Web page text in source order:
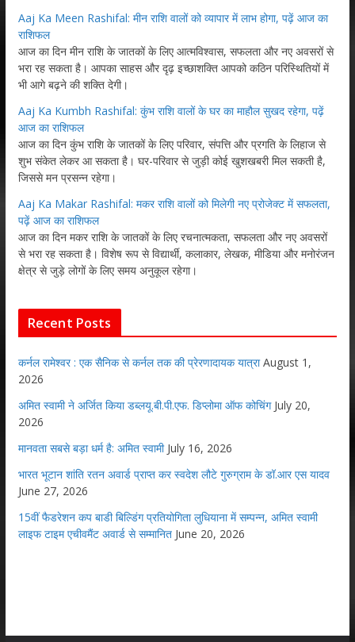
Aaj Ka Meen Rashifal: मीन राशि वालों को व्यापार में लाभ होगा, पढ़ें आज का
राशिफल
आज का दिन मीन राशि के जातकों के लिए आत्मविश्वास, सफलता और नए अवसरों से
भरा रह सकता है। आपका साहस और दृढ़ इच्छाशक्ति आपको कठिन परिस्थितियों में
भी आगे बढ़ने की शक्ति देगी।
Aaj Ka Kumbh Rashifal: कुंभ राशि वालों के घर का माहौल सुखद रहेगा, पढ़ें
आज का राशिफल
आज का दिन कुंभ राशि के जातकों के लिए परिवार, संपत्ति और प्रगति के लिहाज से
शुभ संकेत लेकर आ सकता है। घर-परिवार से जुड़ी कोई खुशखबरी मिल सकती है,
जिससे मन प्रसन्न रहेगा।
Aaj Ka Makar Rashifal: मकर राशि वालों को मिलेगी नए प्रोजेक्ट में सफलता,
पढ़ें आज का राशिफल
आज का दिन मकर राशि के जातकों के लिए रचनात्मकता, सफलता और नए अवसरों
से भरा रह सकता है। विशेष रूप से विद्यार्थी, कलाकार, लेखक, मीडिया और मनोरंजन
क्षेत्र से जुड़े लोगों के लिए समय अनुकूल रहेगा।
Recent Posts
कर्नल रामेश्वर : एक सैनिक से कर्नल तक की प्रेरणादायक यात्रा August 1,
2026
अमित स्वामी ने अर्जित किया डब्लयू.बी.पी.एफ. डिप्लोमा ऑफ कोचिंग July 20,
2026
मानवता सबसे बड़ा धर्म है: अमित स्वामी July 16, 2026
भारत भूटान शांति रतन अवार्ड प्राप्त कर स्वदेश लौटे गुरुग्राम के डॉ.आर एस यादव
June 27, 2026
15वीं फैडरेशन कप बाडी बिल्डिंग प्रतियोगिता लुधियाना में सम्पन्न, अमित स्वामी
लाइफ टाइम एचीवमैंट अवार्ड से सम्मानित June 20, 2026